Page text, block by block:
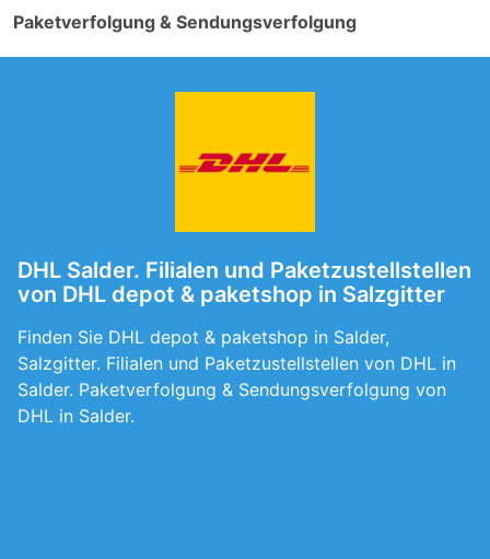
Paketverfolgung & Sendungsverfolgung
DHL Salder. Filialen und Paketzustellstellen
von DHL depot & paketshop in Salzgitter
Finden Sie DHL depot & paketshop in Salder,
Salzgitter. Filialen und Paketzustellstellen von DHL in
Salder. Paketverfolgung & Sendungsverfolgung von
DHL in Salder.